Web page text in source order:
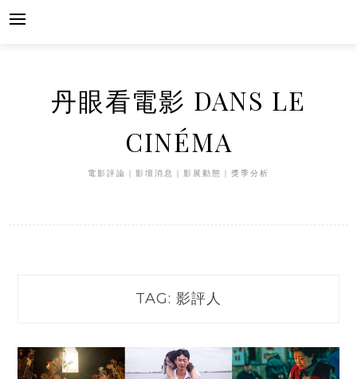
Skip
丹眼看電影 DANS LE
CINÉMA
電影評論｜影壇消息｜影展動態｜獎季分析
TAG: 影評人